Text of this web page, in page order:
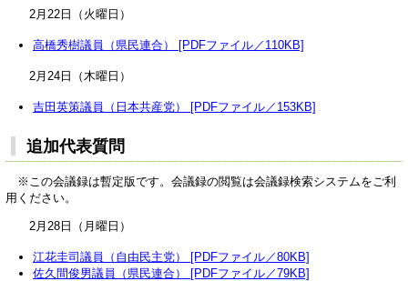
2月22日（火曜日）
高橋秀樹議員（県民連合） [PDFファイル／110KB]
2月24日（木曜日）
吉田英策議員（日本共産党） [PDFファイル／153KB]
追加代表質問
※この会議録は暫定版です。会議録の閲覧は会議録検索システムをご利
用ください。
2月28日（月曜日）
江花圭司議員（自由民主党） [PDFファイル／80KB]
佐久間俊男議員（県民連合） [PDFファイル／79KB]